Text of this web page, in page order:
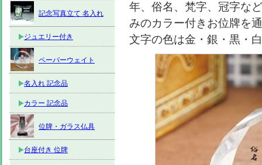
年、俗名、梵字、冠字な
みのカラー付きお位牌を
文字の色は金・銀・黒・
記念写真立て 名入れ
ジュエリー付き
ペーパーウェイト
名入れ 記念品
カラー 記念品
位牌・ガラス仏具
台座付き 位牌